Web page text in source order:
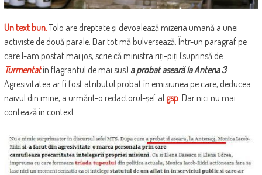
Un text bun.Tolo are dreptate și devoalează mizeria umană a unei
activiste de două parale. Dar tot mă bulversează. Într-un paragraf pe
care l-am postat mai jos, scrie că ministra riți-piți (suprinsă de
Turmentatîn flagrantul de mai sus) a probat aseară la Antena 3.
Agresivitatea ar fi fost atributul probat în emisiunea pe care, deducea
naivul din mine, a urmărit-o redactorul-șef al gsp. Dar nici nu mai
contează în context…